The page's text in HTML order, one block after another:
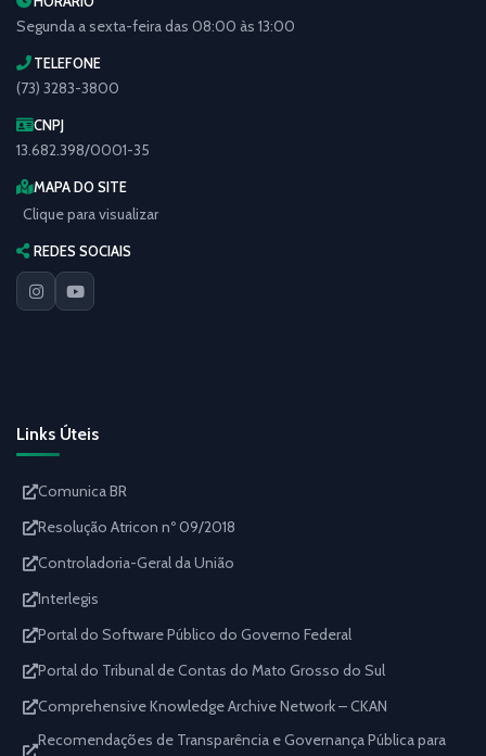
Segunda a sexta-feira das 08:00 às 13:00
TELEFONE
(73) 3283-3800
CNPJ
13.682.398/0001-35
MAPA DO SITE
Clique para visualizar
REDES SOCIAIS
Links Úteis
Comunica BR
Resolução Atricon nº 09/2018
Controladoria-Geral da União
Interlegis
Portal do Software Público do Governo Federal
Portal do Tribunal de Contas do Mato Grosso do Sul
Comprehensive Knowledge Archive Network – CKAN
Recomendações de Transparência e Governança Pública para